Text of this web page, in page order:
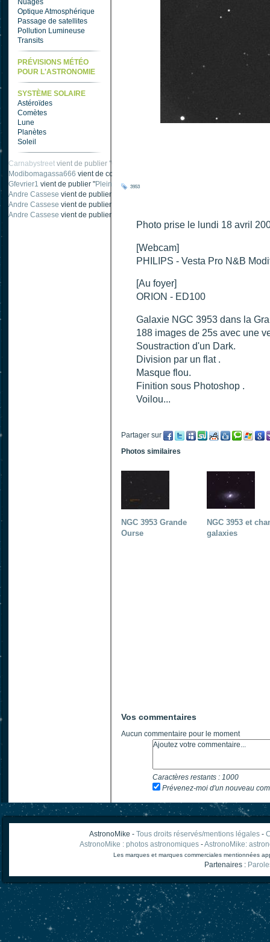
Nuages
Optique Atmosphérique
Passage de satellites
Pollution Lumineuse
Transits
PRÉVISIONS MÉTÉO
POUR L'ASTRONOMIE
SYSTÈME SOLAIRE
Astéroïdes
Comètes
Lune
Planètes
Soleil
Carnabystreet vient de publier "
Modibomagassa666 vient de commenter "
Gfevrier1 vient de publier "Pleine Lune - 9 Aout 205
Andre Cassese vient de publier "
Andre Cassese vient de publier "
Andre Cassese vient de publier "
3953
Photo prise le lundi 18 avril
[Webcam]
PHILIPS - Vesta Pro N&B
[Au foyer]
ORION - ED100
Galaxie NGC 3953 dans la
188 images de 25s avec une
Soustraction d'un Dark.
Division par un flat .
Masque flou.
Finition sous Photoshop .
Voilou...
Partager sur
Photos similaires
NGC 3953 Grande
Ourse
NGC 3953 et
galaxies
Vos commentaires
Aucun commentaire pour le moment
Caractères restants : 1000
Prévenez-moi d'un nouveau
AstronoMike - Tous droits réservés/mentions légales-
AstronoMike : photos astronomiques -AstronoMike:
Les marques et marques commerciales mentionnées
Partenaires :